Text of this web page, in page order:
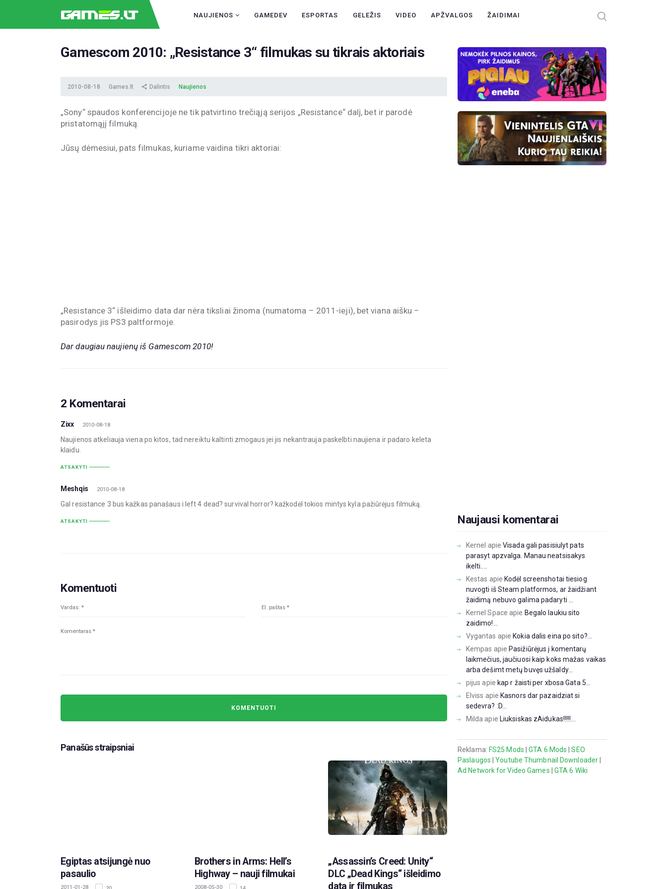
NAUJIENOS GAMEDEV ESPORTAS GELEŽIS VIDEO APŽVALGOS ŽAIDIMAI
NAUJIENOS
ESPORTAS
APŽVALGOS
ŽAIDIMAI
Gamescom 2010: „Resistance 3“ filmukas su tikrais aktoriais
2010-08-18 Games.lt Dalintis Naujienos
„Sony“ spaudos konferencijoje ne tik patvirtino trečiąją serijos „Resistance“ dalį, bet ir parodė
pristatomąjį filmuką.
Jūsų dėmesiui, pats filmukas, kuriame vaidina tikri aktoriai:
„Resistance 3“ išleidimo data dar nėra tiksliai žinoma (numatoma – 2011-ieji), bet viana aišku –
pasirodys jis PS3 paltformoje.
Dar daugiau naujienų iš Gamescom 2010!
2 Komentarai
Zixx 2010-08-18
Naujienos atkeliauja viena po kitos, tad nereiktu kaltinti zmogaus jei jis nekantrauja paskelbti naujiena ir padaro keleta
klaidu.
ATSAKYTI
Meshqis 2010-08-18
Gal resistance 3 bus kažkas panašaus i left 4 dead? survival horror? kažkodėl tokios mintys kyla pažiūrėjus filmuką.
ATSAKYTI
Komentuoti
Panašūs straipsniai
Egiptas atsijungė nuo
pasaulio
2011-01-28
Brothers in Arms: Hell’s
Highway – nauji filmukai
2008-05-30
„Assassin’s Creed: Unity“
DLC „Dead Kings“ išleidimo
data ir filmukas
Naujausi komentarai
Kernel apieVisada gali pasisiulyt pats
parasyt apzvalga. Manau neatsisakys
ikelti....
Kestas apie Kodėl screenshotai tiesiog
nuvogti iš Steam platformos, ar žaidžiant
žaidimą nebuvo galima padaryti ...
Kernel Space apie Begalo laukiu sito
zaidimo!...
Vygantas apie Kokia dalis eina po sito?...
Kempas apie Pasižiūrėjus į komentarų
laikmečius, jaučiuosi kaip koks mažas vaikas
arba dešimt metų buvęs užšaldy...
pijus apie kap r žaisti per xbosa Gata 5...
Elviss apie Kasnors dar pazaidziat si
sedevra? :D...
Milda apie Liuksiskas zAidukas!!!!!...
Reklama: FS25 Mods |GTA 6 Mods |SEO
Paslaugos |Youtube Thumbnail Downloader
Ad Network for Video Games
GTA 6 Wiki